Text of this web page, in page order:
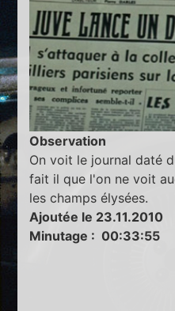
Observation
On voit le journal daté
fait il que l'on ne voit
les champs élysées.
Ajoutée le 23.11.2010
Minutage : 00:33:55